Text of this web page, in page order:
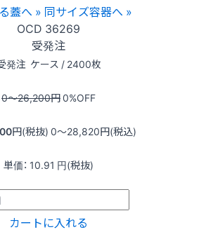
蓋へ » 同サイズ容器へ »
OCD 36269
受発注
発注 ケース / 2400枚
0〜26,200円0%OFF
円(税抜) 0〜28,820円(税込)
単価： 10.91 円(税抜)
カートに入れる